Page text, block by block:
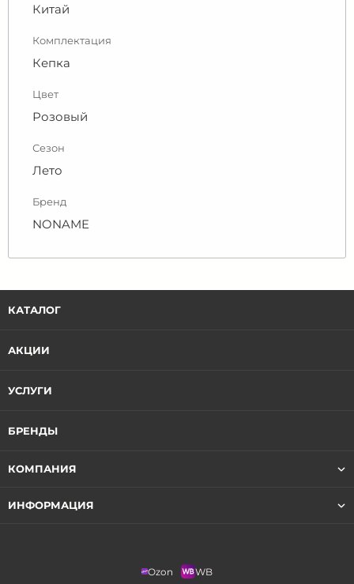
Китай
Комплектация
Кепка
Цвет
Розовый
Сезон
Лето
Бренд
NONAME
КАТАЛОГ
АКЦИИ
УСЛУГИ
БРЕНДЫ
КОМПАНИЯ
ИНФОРМАЦИЯ
Ozon WB